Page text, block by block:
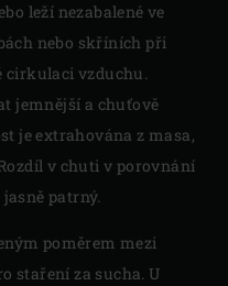
leží nezabalené ve
nebo skříních při
cirkulaci vzduchu.
jemnější a chuťově
je extrahována z masa,
v chuti v porovnání
patrný.
poměrem mezi
staření za sucha. U